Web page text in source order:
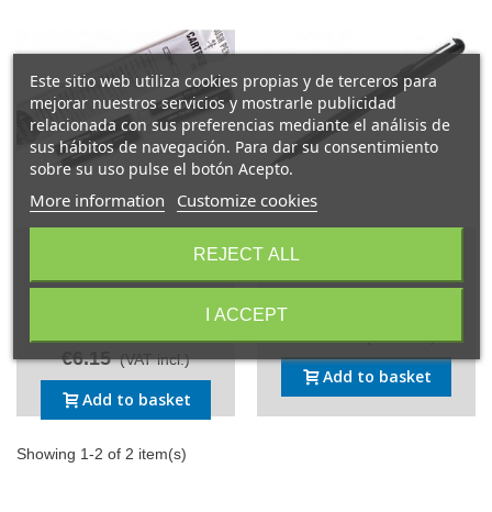
Pentel Pocket Brush
€6.15 (VAT incl.)
Add to basket
Pentel Pocket Brush Marker
€17.55 (VAT incl.)
Add to basket
Showing 1-2 of 2 item(s)
Este sitio web utiliza cookies propias y de terceros para
mejorar nuestros servicios y mostrarle publicidad
relacionada con sus preferencias mediante el análisis de
sus hábitos de navegación. Para dar su consentimiento
sobre su uso pulse el botón Acepto.
More information Customize cookies
REJECT ALL
I ACCEPT